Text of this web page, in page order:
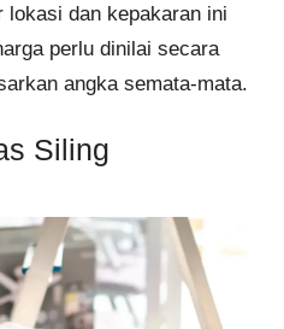
lokasi dan kepakaran ini
perlu dinilai secara
angka semata-mata.
Siling